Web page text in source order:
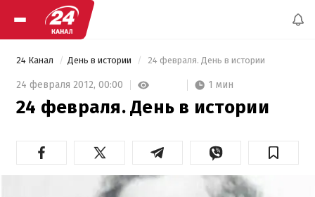
24 Канал День в истории 24 февраля. День в истории
24 февраля 2012, 00:00 1 мин
24 февраля. День в истории